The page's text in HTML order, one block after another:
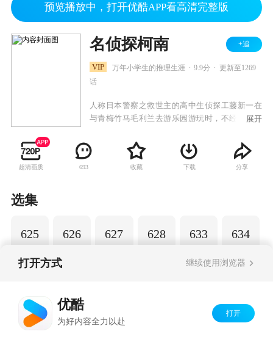
预览播放中，打开优酷APP看高清完整版
名侦探柯南 +追
VIP 万年小学生的推理生涯 9.9分
更新至1269
话
人称日本警察之救世主的高中生侦探工藤新一在
与青梅竹马毛利兰去游乐园游玩时，不经意中发
踪，并目睹了黑衣人正在进行可疑交易。不料，
却被另一名黑衣人在背后击晕，被强行灌下一种
名为APTX-4869的毒药，致使身体变小。为了在
侦探，柯南实在看不下去毛利小五郎经常做的一
展开
超清画质 693 收藏 下载 分享
选集
625 626 627 628 633 634
打开方式 继续使用浏览器
优酷
为好内容全力以赴
打开